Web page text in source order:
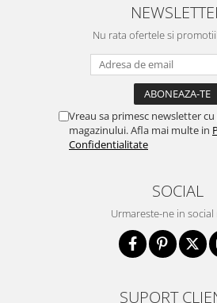
Nu rata ofertele si
Vreau sa primesc newsletter
magazinului. Afla mai multe in
Confidentialitate
SOCIAL
Urmareste-ne in social
SUPORT